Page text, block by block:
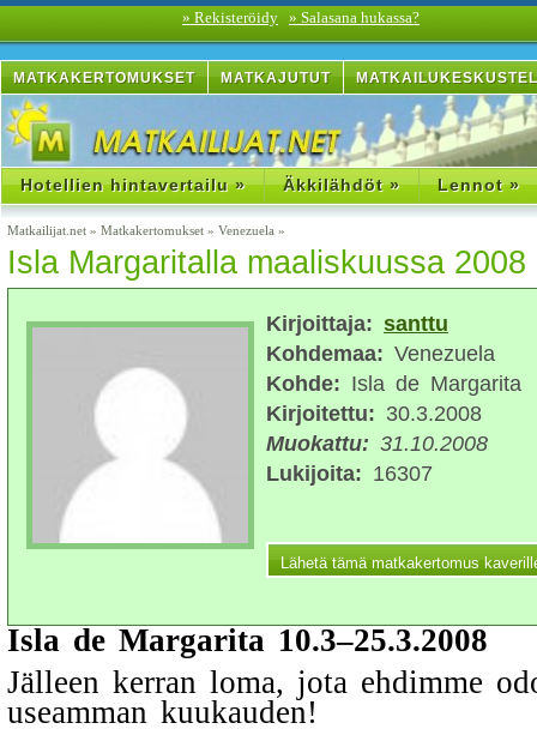
» Rekisteröidy » Salasana hukassa?
MATKAKERTOMUKSET MATKAJUTUT
Hotellien hintavertailu » Äkkilähdöt » Lennot »
Matkailijat.net » Matkakertomukset » Venezuela »
Isla Margaritalla maaliskuussa 2008
Kirjoittaja: santtu
Kohdemaa: Venezuela
Kohde: Isla de Margarita
Kirjoitettu: 30.3.2008
Muokattu: 31.10.2008
Lukijoita: 16307
Isla de Margarita 10.3–25.3.2008
Jälleen kerran loma, jota ehdimme
useamman kuukauden!